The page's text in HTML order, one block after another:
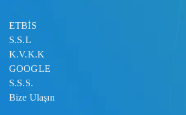
ETBİS
S.S.L
K.V.K.K
GOOGLE
S.S.S.
Bize Ulaşın